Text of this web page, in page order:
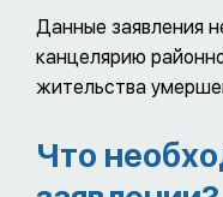
компетентной выдавать
разрешать
Данные заявления
канцелярию
жительства
Что